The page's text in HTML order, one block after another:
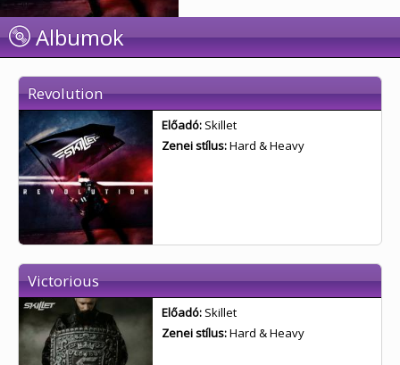
Albumok
Revolution
Előadó: Skillet
Zenei stílus:Hard & Heavy
Victorious
Előadó: Skillet
Zenei stílus:Hard & Heavy